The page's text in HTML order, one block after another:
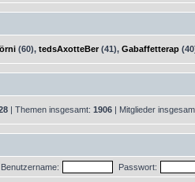
(60), tedsAxotteBer (41), Gabaffetterap
| Themen insgesamt: 1906 | Mitglieder
Benutzername: Passwort: